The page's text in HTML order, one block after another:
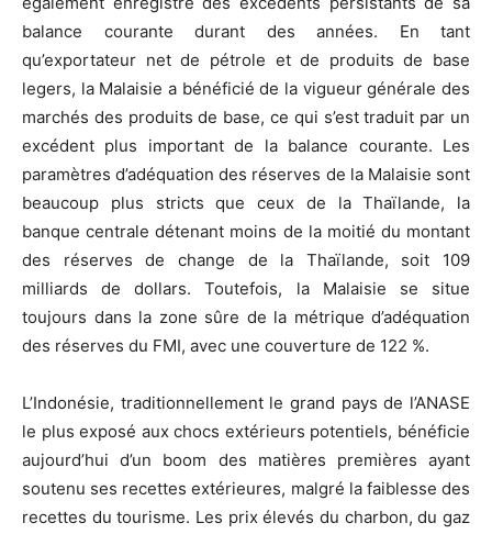
balance courante durant des années. En tant
qu’exportateur net de pétrole et de produits de base
legers, la Malaisie a bénéficié de la vigueur générale des
marchés des produits de base, ce qui s’est traduit par un
excédent plus important de la balance courante. Les
paramètres d’adéquation des réserves de la Malaisie sont
beaucoup plus stricts que ceux de la Thaïlande, la
banque centrale détenant moins de la moitié du montant
des réserves de change de la Thaïlande, soit 109
milliards de dollars. Toutefois, la Malaisie se situe
toujours dans la zone sûre de la métrique d’adéquation
des réserves du FMI, avec une couverture de 122 %.
L’Indonésie, traditionnellement le grand pays de l’ANASE
le plus exposé aux chocs extérieurs potentiels, bénéficie
aujourd’hui d’un boom des matières premières ayant
soutenu ses recettes extérieures, malgré la faiblesse des
recettes du tourisme. Les prix élevés du charbon, du gaz